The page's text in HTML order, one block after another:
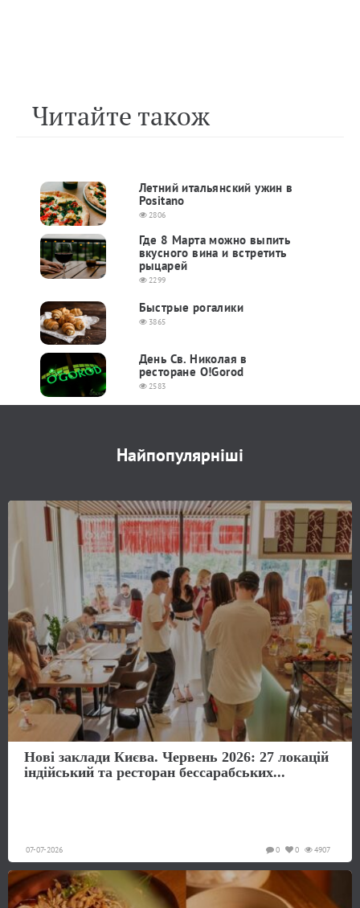
Читайте також
Летний итальянский ужин в
Positano
2806
Где 8 Марта можно выпить
вкусного вина и встретить
рыцарей
2299
Быстрые рогалики
3865
День Св. Николая в
ресторане O!Gorod
2583
Найпопулярніші
Нові заклади Києва. Червень 2026: 27 локацій
індійський та ресторан бессарабських...
07-07-2026 4907
0
0